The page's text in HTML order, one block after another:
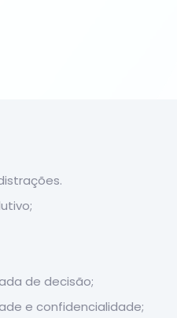
de decisão;
e confidencialidade;